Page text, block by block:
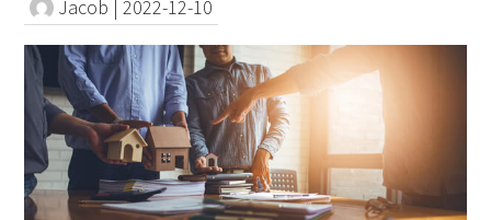
Jacob |2022-12-10